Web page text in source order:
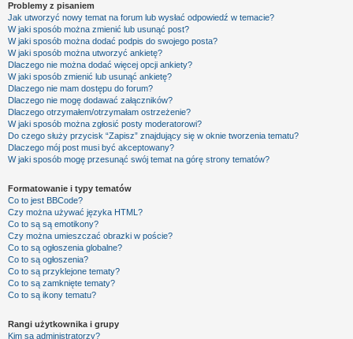
Problemy z pisaniem
Jak utworzyć nowy temat na forum lub wysłać odpowiedź w temacie?
W jaki sposób można zmienić lub usunąć post?
W jaki sposób można dodać podpis do swojego posta?
W jaki sposób można utworzyć ankietę?
Dlaczego nie można dodać więcej opcji ankiety?
W jaki sposób zmienić lub usunąć ankietę?
Dlaczego nie mam dostępu do forum?
Dlaczego nie mogę dodawać załączników?
Dlaczego otrzymałem/otrzymałam ostrzeżenie?
W jaki sposób można zgłosić posty moderatorowi?
Do czego służy przycisk “Zapisz” znajdujący się w oknie tworzenia tematu?
Dlaczego mój post musi być akceptowany?
W jaki sposób mogę przesunąć swój temat na górę strony tematów?
Formatowanie i typy tematów
Co to jest BBCode?
Czy można używać języka HTML?
Co to są są emotikony?
Czy można umieszczać obrazki w poście?
Co to są ogłoszenia globalne?
Co to są ogłoszenia?
Co to są przyklejone tematy?
Co to są zamknięte tematy?
Co to są ikony tematu?
Rangi użytkownika i grupy
Kim są administratorzy?